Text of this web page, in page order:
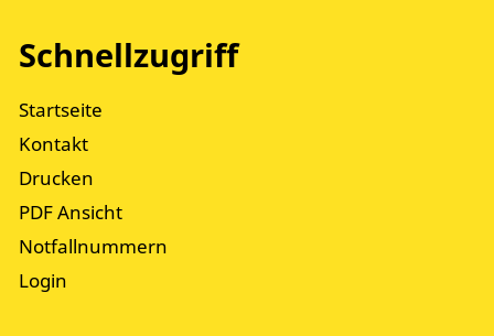
Schnellzugriff
Startseite
Kontakt
Drucken
PDF Ansicht
Notfallnummern
Login